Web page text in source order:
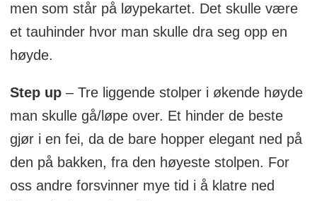
men som står på løypekartet. Det skulle være
et tauhinder hvor man skulle dra seg opp en
høyde.
Step up– Tre liggende stolper i økende høyde
man skulle gå/løpe over. Et hinder de beste
gjør i en fei, da de bare hopper elegant ned på
den på bakken, fra den høyeste stolpen. For
oss andre forsvinner mye tid i å klatre ned